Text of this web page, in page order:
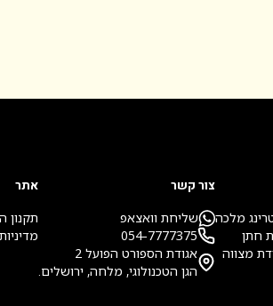
אתר
תקנון
צור קשר
שליחת וואצאפ
054-7777375
אגודת הספורט הפועל 2
הגן הטכנולוגי, מלחה, ירושלים.
מלכה
חתן
מצווה